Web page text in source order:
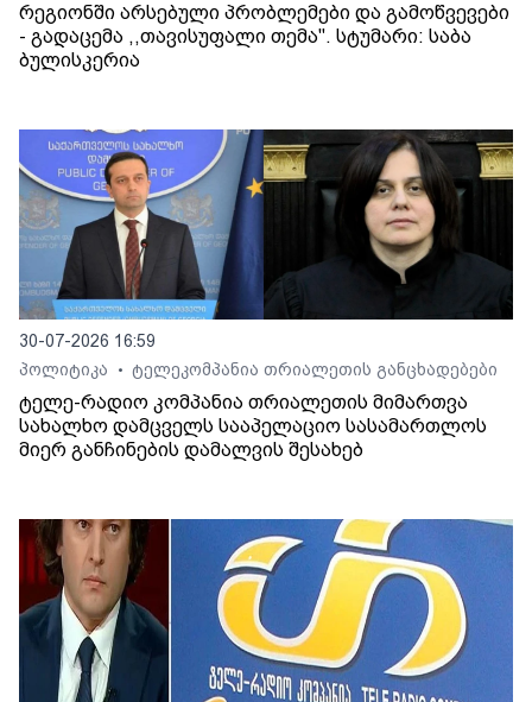
რეგიონში არსებული პრობლემები და გამოწვევები
- გადაცემა ,,თავისუფალი თემა". სტუმარი: საბა
ბულისკერია
30-07-2026 16:59
პოლიტიკა
• ტელეკომპანია თრიალეთის განცხადებები
ტელე-რადიო კომპანია თრიალეთის მიმართვა
სახალხო დამცველს სააპელაციო სასამართლოს
მიერ განჩინების დამალვის შესახებ